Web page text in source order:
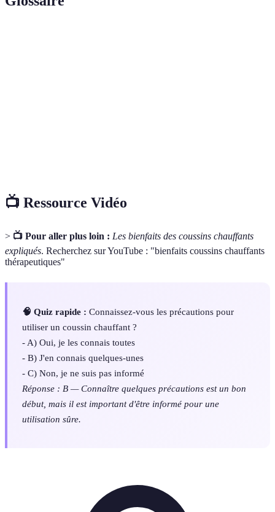
📺 Ressource Vidéo
> 📺 Pour aller plus loin : Les bienfaits des coussins chauffants
expliqués. Recherchez sur YouTube : "bienfaits coussins chauffants
thérapeutiques"
🧠 Quiz rapide : Connaissez-vous les précautions pour
utiliser un coussin chauffant ?
- A) Oui, je les connais toutes
- B) J'en connais quelques-unes
- C) Non, je ne suis pas informé
Réponse : B — Connaître quelques précautions est un bon
début, mais il est important d'être informé pour une
utilisation sûre.